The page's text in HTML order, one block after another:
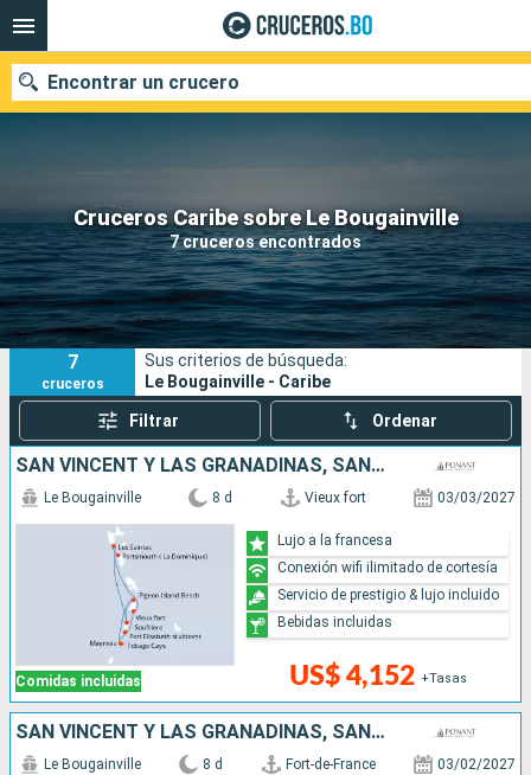
Cruceros Caribe sobre Le Bougainville
7 cruceros encontrados
Encontrar un crucero
Nuestros destinos
Fecha de salida
Puertos Compañías
Buscar
7
cruceros
Sus criterios de búsqueda:
Le Bougainville - Caribe
Filtrar Ordenar
SAN VINCENT Y LAS GRANADINAS, SANTA LUCIA, DOMINICA
Comidas incluidas
Le Bougainville 8 d Vieux fort 03/03/2027
US$ 4,152 +Tasas
Lujo a la francesa
Conexión wifi ilimitado de cortesía
Servicio de prestigio & lujo incluido
Bebidas incluidas
SAN VINCENT Y LAS GRANADINAS, SANTA LUCIA
Le Bougainville 8 d Fort-de-France 03/02/2027